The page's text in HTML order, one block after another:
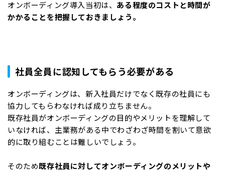
オンボーディング導入当初は、 ある程度のコストと時間が
かかることを把握しておきましょう。
社員全員に認知してもらう必要がある
オンボーディングは、新入社員だけでなく既存の社員にも
協力してもらわなければ成り立ちません。
既存社員がオンボーディングの目的やメリットを理解して
いなければ、主業務がある中でわざわざ時間を割いて意欲
的に取り組むことは難しいでしょう。
そのため既存社員に対してオンボーディングのメリットや